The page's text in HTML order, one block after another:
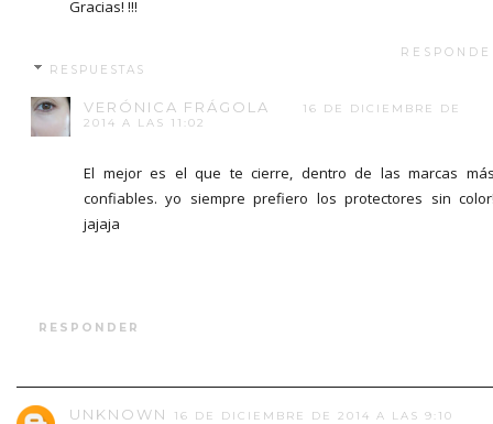
Gracias! !!!
RESPUESTAS
VERÓNICA FRÁGOLA
16 DE DICIEMBRE DE
2014 A LAS 11:02
El mejor es el que te cierre, dentro de las marcas
confiables. yo siempre prefiero los protectores sin
jajaja
RESPONDER
UNKNOWN 16 DE DICIEMBRE DE 2014 A LAS 9:10